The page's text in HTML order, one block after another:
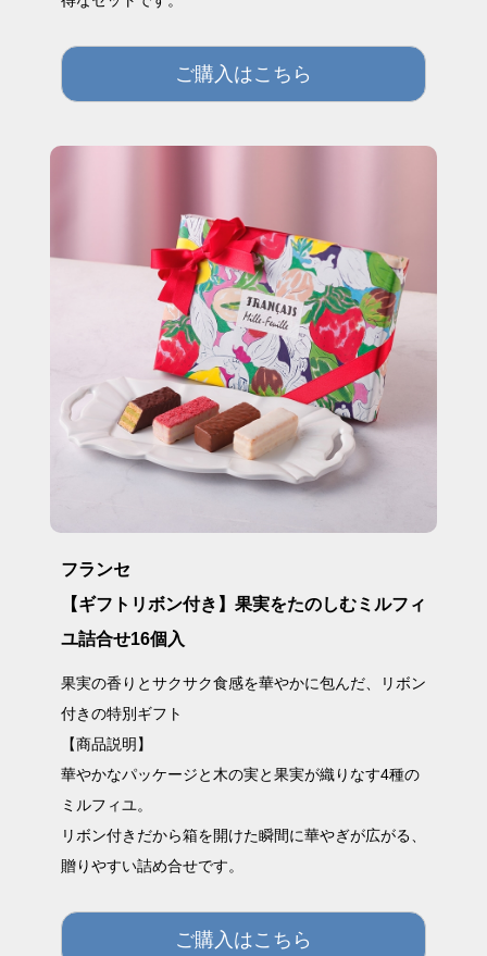
ご購入はこちら
フランセ
【ギフトリボン付き】果実をたのしむミルフィ
ユ詰合せ16個入
果実の香りとサクサク食感を華やかに包んだ、リボン
付きの特別ギフト
【商品説明】
華やかなパッケージと木の実と果実が織りなす4種の
ミルフィユ。
リボン付きだから箱を開けた瞬間に華やぎが広がる、
贈りやすい詰め合せです。
ご購入はこちら